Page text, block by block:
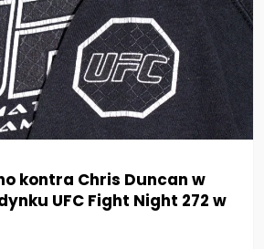
kontra Chris Duncan w
UFC Fight Night 272 w